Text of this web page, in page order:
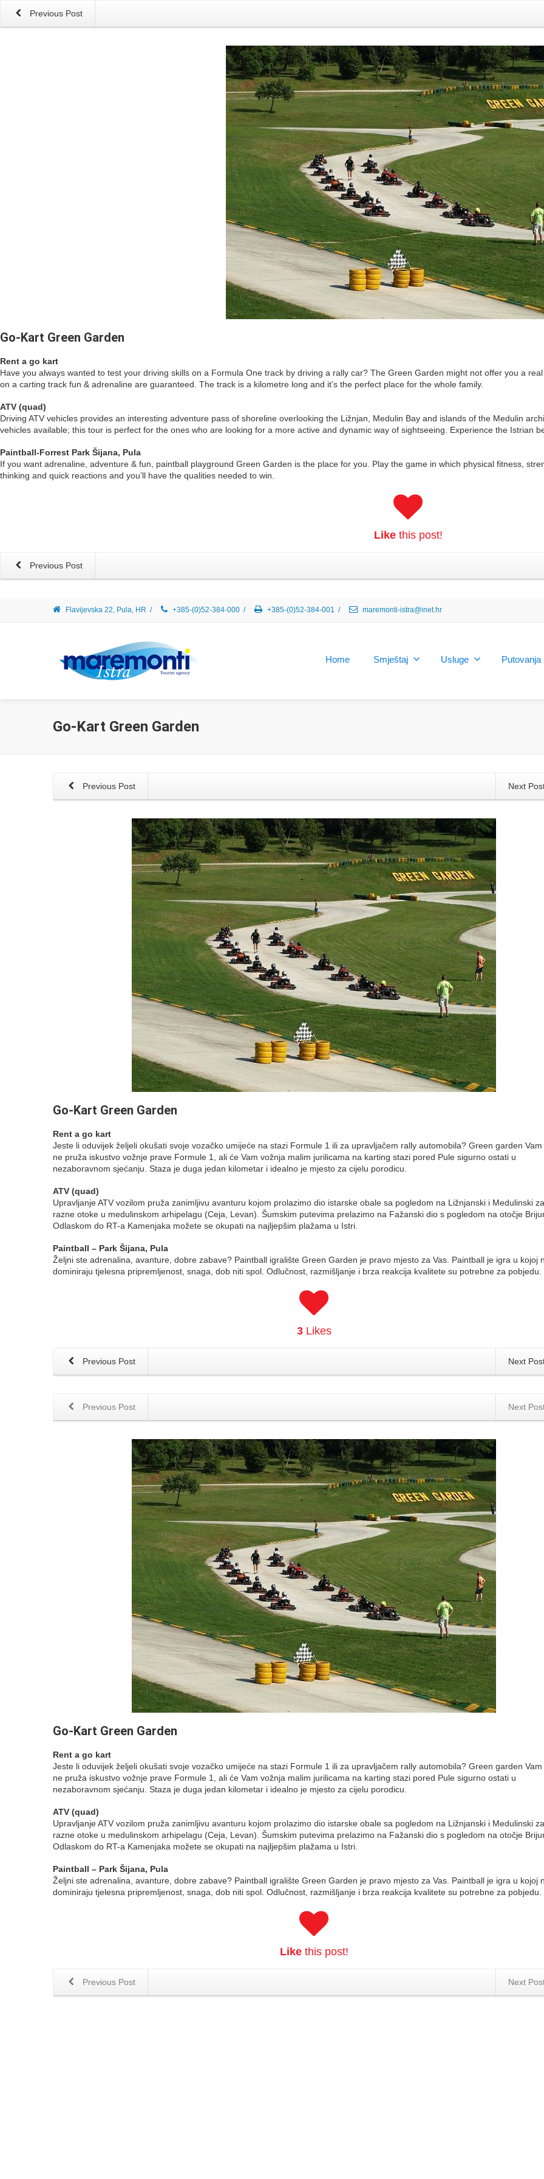
Previous Post
Go-Kart Green Garden
Rent a go kart
Have you always wanted to test your driving skills on a Formula One track by driving a rally car? The Green Garden might not offer you a
on a carting track fun & adrenaline are guaranteed. The track is a kilometre long and it’s the perfect place for the whole family.
ATV (quad)
Driving ATV vehicles provides an interesting adventure pass of shoreline overlooking the Ližnjan, Medulin Bay and islands of the Medulin
vehicles available; this tour is perfect for the ones who are looking for a more active and dynamic way of sightseeing. Experience the Istrian
Paintball-Forrest Park Šijana, Pula
If you want adrenaline, adventure & fun, paintball playground Green Garden is the place for you. Play the game in which physical fitness,
thinking and quick reactions and you’ll have the qualities needed to win.
Likethis post!
Previous Post
Flavijevska 22, Pula, HR / +385-(0)52-384-000 / +385-(0)52-384-001 / maremonti-istra@inet.hr
Home Smještaj Usluge Putovanja
Go-Kart Green Garden
Next
Previous Post
Go-Kart Green Garden
Rent a go kart
Jeste li oduvijek željeli okušati svoje vozačko umijeće na stazi Formule 1 ili za upravljačem rally automobila? Green garden
ne pruža iskustvo vožnje prave Formule 1, ali će Vam vožnja malim jurilicama na karting stazi pored Pule sigurno ostati u
nezaboravnom sjećanju. Staza je duga jedan kilometar i idealno je mjesto za cijelu porodicu.
ATV (quad)
Upravljanje ATV vozilom pruža zanimljivu avanturu kojom prolazimo dio istarske obale sa pogledom na Ližnjanski i Medulinski
razne otoke u medulinskom arhipelagu (Ceja, Levan). Šumskim putevima prelazimo na Fažanski dio s pogledom na otočje
Odlaskom do RT-a Kamenjaka možete se okupati na najljepšim plažama u Istri.
Paintball – Park Šijana, Pula
Željni ste adrenalina, avanture, dobre zabave? Paintball igralište Green Garden je pravo mjesto za Vas. Paintball je igra u kojoj
dominiraju tjelesna pripremljenost, snaga, dob niti spol. Odlučnost, razmišljanje i brza reakcija kvalitete su potrebne za pobjedu.
3Likes
Next
Previous Post
Next
Previous Post
Go-Kart Green Garden
Rent a go kart
Jeste li oduvijek željeli okušati svoje vozačko umijeće na stazi Formule 1 ili za upravljačem rally automobila? Green garden
ne pruža iskustvo vožnje prave Formule 1, ali će Vam vožnja malim jurilicama na karting stazi pored Pule sigurno ostati u
nezaboravnom sjećanju. Staza je duga jedan kilometar i idealno je mjesto za cijelu porodicu.
ATV (quad)
Upravljanje ATV vozilom pruža zanimljivu avanturu kojom prolazimo dio istarske obale sa pogledom na Ližnjanski i Medulinski
razne otoke u medulinskom arhipelagu (Ceja, Levan). Šumskim putevima prelazimo na Fažanski dio s pogledom na otočje
Odlaskom do RT-a Kamenjaka možete se okupati na najljepšim plažama u Istri.
Paintball – Park Šijana, Pula
Željni ste adrenalina, avanture, dobre zabave? Paintball igralište Green Garden je pravo mjesto za Vas. Paintball je igra u kojoj
dominiraju tjelesna pripremljenost, snaga, dob niti spol. Odlučnost, razmišljanje i brza reakcija kvalitete su potrebne za pobjedu.
Likethis post!
Next
Previous Post